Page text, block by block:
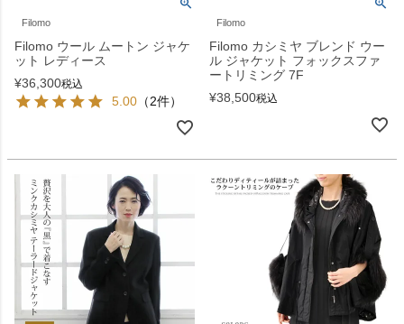
Filomo
Filomo ウール ムートン ジャケ
ット レディース
¥36,300税込
5.00 （2件）
Filomo
Filomo カシミヤ ブレンド ウー
ル ジャケット フォックスファ
ートリミング 7F
¥38,500税込